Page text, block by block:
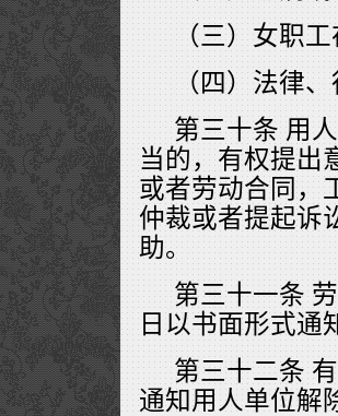
（三）女职
（四）法律
第三十条 用
当的，有权提出
或者劳动合同，
仲裁或者提起诉
助。
第三十一条
日以书面形式通
第三十二条
通知用人单位解